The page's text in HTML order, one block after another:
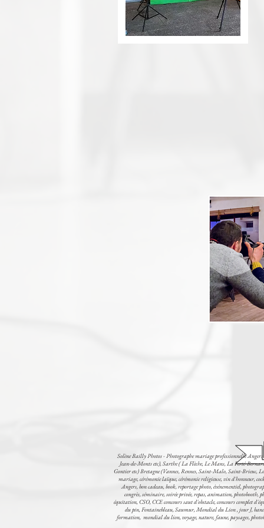
Solène Bailly Photos - Photographe mariage professionnelle
Jean-de-Monts etc), Sarthe ( La Flèche, Le Mans, La Ferté-
Gontier etc) Bretagne (Vannes, Rennes, Saint-Malo, Saint-Brieuc,
mariage, cérémonie laïque, cérémonie religieuse, vin d'honneur,
Angers, bon cadeau, book, reportage photo, événementiel,
congrès, séminaire, soirée privée, repas, animation, photobooth,
équitation, CSO, CCE concours saut d'obstacle, concours complet
du pin, Fontainebleau, Saumur, Mondial du Lion , jour J,
formation, mondial du lion, voyage, nature, faune, paysages,